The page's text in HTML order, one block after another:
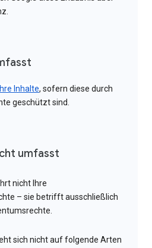
Ihre Inhalte, sofern diese durch
geschützt sind.
umfasst
nicht Ihre
– sie betrifft ausschließlich
sich nicht auf folgende Arten